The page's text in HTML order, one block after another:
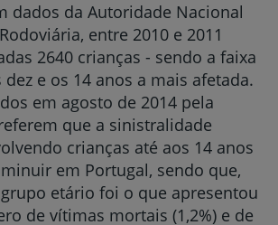
dados da Autoridade Nacional
entre 2010 e 2011
2640 crianças - sendo a faixa
e os 14 anos a mais afetada.
em agosto de 2014 pela
que a sinistralidade
crianças até aos 14 anos
em Portugal, sendo que,
etário foi o que apresentou
de vítimas mortais (1,2%) e de